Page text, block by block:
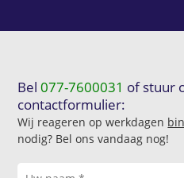
Bel077-7600031 of stuur
contactformulier:
Wij reageren op werkdagen
nodig? Bel ons vandaag nog!